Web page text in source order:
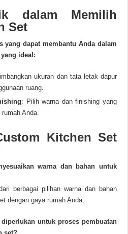
dalam Memilih
Set
yang dapat membantu Anda dalam
ideal:
ukuran dan tata letak dapur
ruang.
: Pilih warna dan finishing yang
Anda.
Kitchen Set
warna dan bahan untuk
berbagai pilihan warna dan bahan
dengan gaya rumah Anda.
untuk proses pembuatan